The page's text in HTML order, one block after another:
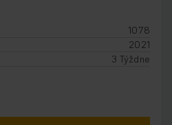
1078
2021
3 Týždne